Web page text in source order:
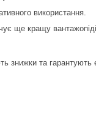
використання.
ще кращу
знижки та